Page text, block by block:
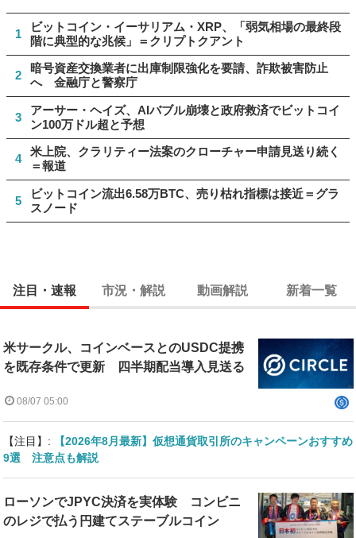
1
ビットコイン・イーサリアム・XRP、「弱気相場の最終段
階に典型的な兆候」＝クリプトクアント
2
暗号資産交換業者に出庫制限強化を要請、詐欺被害防止
へ 金融庁と警察庁
3
アーサー・ヘイズ、AIバブル崩壊と政府救済でビットコイ
ン100万ドル超と予想
4
米上院、クラリティー法案のクローチャー申請見送り続く
＝報道
5
ビットコイン流出6.58万BTC、売り枯れ指標は接近＝グラ
スノード
注目・速報 市況・解説 動画解説 新着一覧
米サークル、コインベースとのUSDC提携
を既存条件で更新 四半期配当導入見送る
08/07 05:00
【注目】:
【2026年8月最新】仮想通貨取引所のキャンペーンおすすめ
9選 注意点も解説
ローソンでJPYC決済を実体験 コンビニ
のレジで払う円建てステーブルコイン